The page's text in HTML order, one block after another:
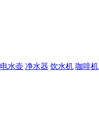
电水壶 净水器 饮水机 咖啡机